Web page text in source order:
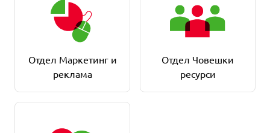
Отдел Маркетинг и
реклама
Отдел Човешки
ресурси